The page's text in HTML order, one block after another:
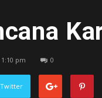
pm 0